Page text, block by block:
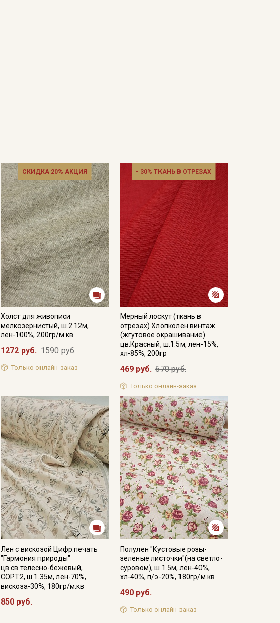
СКИДКА 20% АКЦИЯ
Холст для живописи
мелкозернистый, ш.2.12м,
лен-100%, 200гр/м.кв
1272 руб. 1590 руб.
Только онлайн-заказ
- 30% ТКАНЬ В ОТРЕЗАХ
Мерный лоскут (ткань в
отрезах) Хлопколен винтаж
(жгутовое окрашивание)
цв.Красный, ш.1.5м, лен-15%,
хл-85%, 200гр
469 руб. 670 руб.
Только онлайн-заказ
Лен с вискозой Цифр.печать
"Гармония природы"
цв.св.телесно-бежевый,
СОРТ2, ш.1.35м, лен-70%,
вискоза-30%, 180гр/м.кв
850 руб.
Полулен "Кустовые розы-
зеленые листочки"(на светло-
суровом), ш.1.5м, лен-40%,
хл-40%, п/э-20%, 180гр/м.кв
490 руб.
Только онлайн-заказ